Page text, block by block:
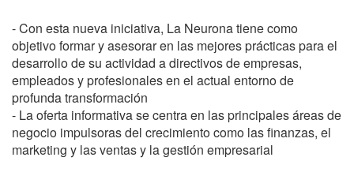
- Con esta nueva iniciativa, La Neurona tiene como
objetivo formar y asesorar en las mejores prácticas para el
desarrollo de su actividad a directivos de empresas,
empleados y profesionales en el actual entorno de
profunda transformación
- La oferta informativa se centra en las principales áreas de
negocio impulsoras del crecimiento como las finanzas, el
marketing y las ventas y la gestión empresarial